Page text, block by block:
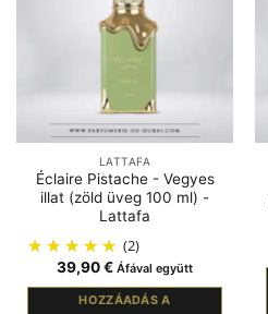
LATTAFA
Éclaire Pistache - Vegyes
illat (zöld üveg 100 ml) -
Lattafa
(2)
39,90€ Áfával együtt
HOZZÁADÁS A